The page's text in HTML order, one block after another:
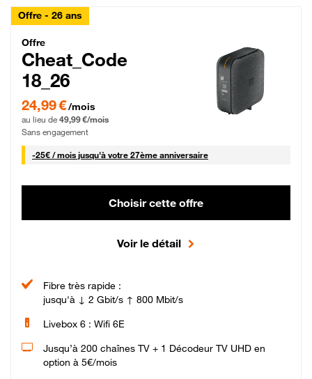
Offre - 26 ans
Cheat_Code Fibre_18_26
Offre
Cheat_Code
18_26
24,99 € par mois pendant 0 mois puis 49,99 € par mois, Sans engagement
24,99 €/mois
au lieu de 49,99 €/mois
Sans engagement
-25€ / mois25 € par mois
jusqu'à votre 27ème anniversaire
Choisir cette offre
Voir le détail
Fibre très rapide :
jusqu'à ↓ 2 Gbit/s ↑ 800 Mbit/s
Livebox 6 : Wifi 6E
Jusqu’à 200 chaînes TV + 1 Décodeur TV UHD en
option à 5€/mois